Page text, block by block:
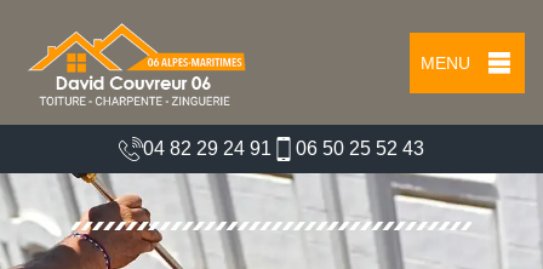
MENU
04 82 29 24 91 06 50 25 52 43